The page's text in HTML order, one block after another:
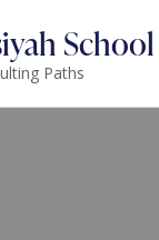
School
Paths